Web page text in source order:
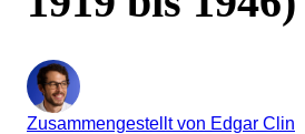
Zusammengestellt von Edgar Clin